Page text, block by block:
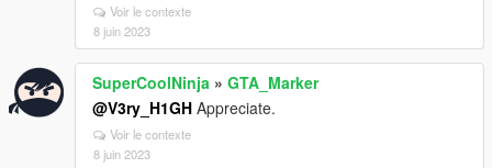
Voir le contexte
8 juin 2023
SuperCoolNinja » GTA_Marker
@V3ry_H1GH Appreciate.
Voir le contexte
8 juin 2023